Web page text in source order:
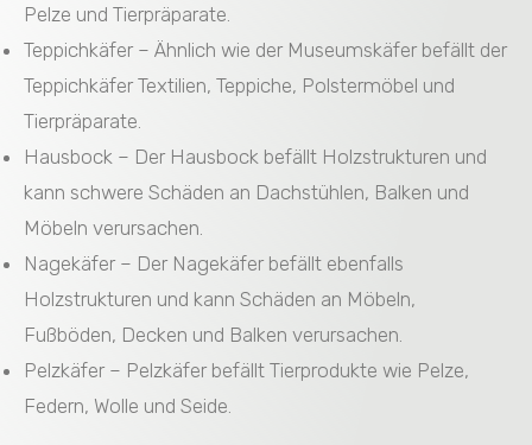
Pelze und Tierpräparate.
Teppichkäfer – Ähnlich wie der Museumskäfer befällt der
Teppichkäfer Textilien, Teppiche, Polstermöbel und
Tierpräparate.
Hausbock – Der Hausbock befällt Holzstrukturen und
kann schwere Schäden an Dachstühlen, Balken und
Möbeln verursachen.
Nagekäfer – Der Nagekäfer befällt ebenfalls
Holzstrukturen und kann Schäden an Möbeln,
Fußböden, Decken und Balken verursachen.
Pelzkäfer – Pelzkäfer befällt Tierprodukte wie Pelze,
Federn, Wolle und Seide.